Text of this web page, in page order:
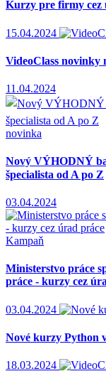
Kurzy pre firmy cez
15.04.2024
VideoClass novinky
11.04.2024
novinka
Nový VÝHODNÝ
špecialista od A po Z
03.04.2024
Kampaň
Ministerstvo práce
práce - kurzy cez
03.04.2024
Nové kurzy Python
18.03.2024